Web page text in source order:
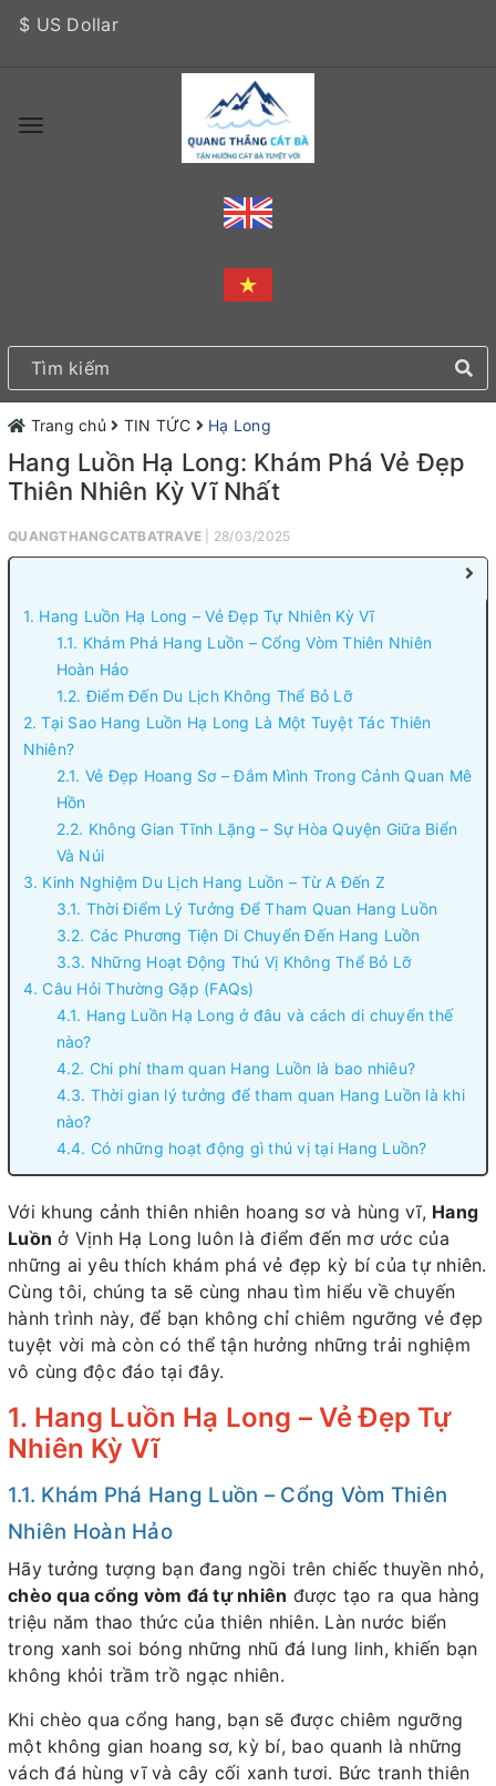
$ US Dollar
Trang chủ TIN TỨC Hạ Long
Hang Luồn Hạ Long: Khám Phá Vẻ Đẹp
Thiên Nhiên Kỳ Vĩ Nhất
QUANGTHANGCATBATRAVE | 28/03/2025
1. Hang Luồn Hạ Long – Vẻ Đẹp Tự Nhiên Kỳ Vĩ
1.1. Khám Phá Hang Luồn – Cổng Vòm Thiên Nhiên
Hoàn Hảo
1.2. Điểm Đến Du Lịch Không Thể Bỏ Lỡ
2. Tại Sao Hang Luồn Hạ Long Là Một Tuyệt Tác Thiên
Nhiên?
2.1. Vẻ Đẹp Hoang Sơ – Đắm Mình Trong Cảnh Quan Mê
Hồn
2.2. Không Gian Tĩnh Lặng – Sự Hòa Quyện Giữa Biển
Và Núi
3. Kinh Nghiệm Du Lịch Hang Luồn – Từ A Đến Z
3.1. Thời Điểm Lý Tưởng Để Tham Quan Hang Luồn
3.2. Các Phương Tiện Di Chuyển Đến Hang Luồn
3.3. Những Hoạt Động Thú Vị Không Thể Bỏ Lỡ
4. Câu Hỏi Thường Gặp (FAQs)
4.1. Hang Luồn Hạ Long ở đâu và cách di chuyển thế
nào?
4.2. Chi phí tham quan Hang Luồn là bao nhiêu?
4.3. Thời gian lý tưởng để tham quan Hang Luồn là khi
nào?
4.4. Có những hoạt động gì thú vị tại Hang Luồn?
Với khung cảnh thiên nhiên hoang sơ và hùng vĩ, Hang
Luồn ở Vịnh Hạ Long luôn là điểm đến mơ ước của
những ai yêu thích khám phá vẻ đẹp kỳ bí của tự nhiên.
Cùng tôi, chúng ta sẽ cùng nhau tìm hiểu về chuyến
hành trình này, để bạn không chỉ chiêm ngưỡng vẻ đẹp
tuyệt vời mà còn có thể tận hưởng những trải nghiệm
vô cùng độc đáo tại đây.
1. Hang Luồn Hạ Long – Vẻ Đẹp Tự
Nhiên Kỳ Vĩ
1.1. Khám Phá Hang Luồn – Cổng Vòm Thiên
Nhiên Hoàn Hảo
Hãy tưởng tượng bạn đang ngồi trên chiếc thuyền nhỏ,
chèo qua cổng vòm đá tự nhiên được tạo ra qua hàng
triệu năm thao thức của thiên nhiên. Làn nước biển
trong xanh soi bóng những nhũ đá lung linh, khiến bạn
không khỏi trầm trồ ngạc nhiên.
Khi chèo qua cổng hang, bạn sẽ được chiêm ngưỡng
một không gian hoang sơ, kỳ bí, bao quanh là những
vách đá hùng vĩ và cây cối xanh tươi. Bức tranh thiên